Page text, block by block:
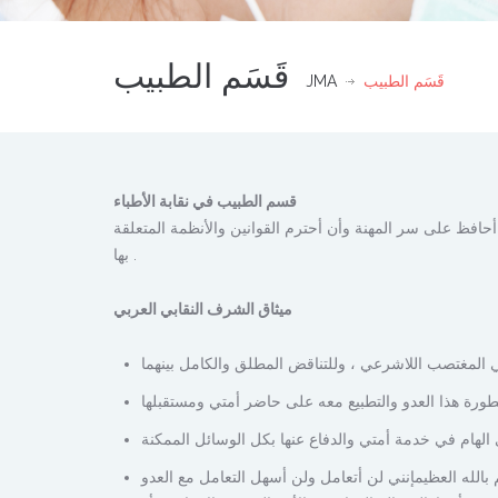
قَسَم الطبيب JMA قَسَم الطبيب
قسم الطبيب في نقابة الأطباء
على سر المهنة وأن أحترم القوانين والأنظمة المتعلقة
ميثاق الشرف النقابي العربي
العظيمإنني لن أتعامل ولن أسهل التعامل مع العدو